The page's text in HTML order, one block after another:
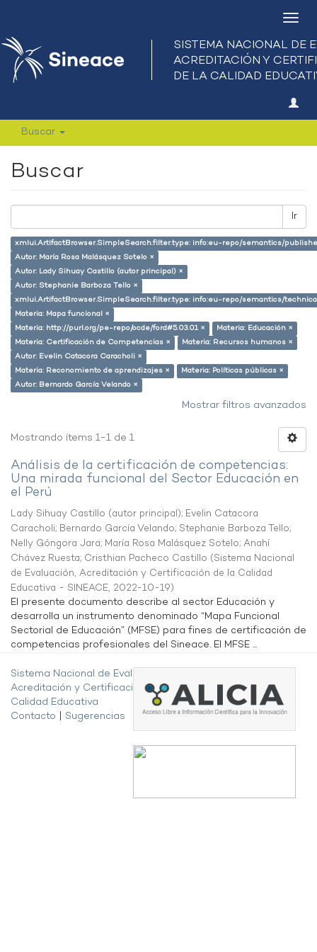
Buscar
Buscar
Ir
xmlui.ArtifactBrowser.SimpleSearch.filter.type: info:eu-repo/semantics/
Autor: María Rosa Malásquez Sotelo ×
Autor: Lady Sihuay Castillo (autor principal) ×
Autor: Stephanie Barboza Tello ×
xmlui.ArtifactBrowser.SimpleSearch.filter.type: info:eu-repo/semantics/
Materia: Mapa funcional ×
Materia: http://purl.org/pe-repo/ocde/ford#5.03.01 ×
Materia: Educación ×
Materia: Certificación de Competencias ×
Materia: Recursos humanos ×
Autor: Evelin Catacora Caracholi ×
Materia: Reconomiento de aprendizajes ×
Materia: Políticas públicas ×
Autor: Bernardo García Velando ×
Mostrar filtros avanzados
Mostrando ítems 1-1 de 1
Análisis de la certificación de competencias:
Una mirada funcional del Sector Educación en
el Perú
Lady Sihuay Castillo (autor principal); Evelin Catacora
Caracholi; Bernardo García Velando; Stephanie Barboza Tello;
Nelly Góngora Jara; María Rosa Malásquez Sotelo; Anahí
Chávez Ruesta; Cristhian Pacheco Castillo (Sistema Nacional
de Evaluación, Acreditación y Certificación de la Calidad
Educativa - SINEACE, 2022-10-19)
El presente documento describe al sector Educación y
desarrolla un instrumento denominado “Mapa Funcional
Sectorial de Educación” (MFSE) para fines de certificación de
competencias profesionales del Sineace. El MFSE ...
Sistema Nacional de Evaluación,
Acreditación y Certificación de la
Calidad Educativa
Contacto
Sugerencias